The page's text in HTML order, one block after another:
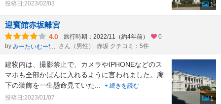
投稿日:2023/02/03
1
迎賓館赤坂離宮
4.0 旅行時期：2022/11（約4年前）
0
by
みーたいむーformひかのすけ さん（男性） 赤坂 クチコミ：5件
建物内は、撮影禁止で、カメラやIPHONEなどのス
マホも全部かばんに入れるように言われました。廊
下の装飾を一生懸命見ていた
続きを読む
投稿日:2023/01/07
1